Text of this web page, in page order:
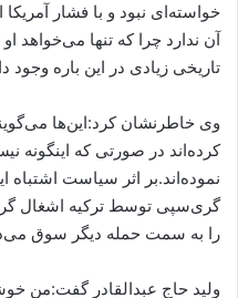
خواسته‌ای نبود و با فشار
آن ندارد چرا که تنها می‌خواهد
تاریخی زیادی در این باره وجود
وی خاطرنشان کرد:این‌ها
کرده‌اند در صورتی که اینگونه
نموده‌اند.بر اثر سیاست اشتباه
گری‌سپی توسط ترکیه اشغال
را به سمت حمله دیگر سوق
ولید حاج عبدالقادر گفت:من